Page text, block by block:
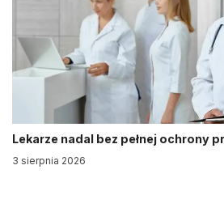
Lekarze nadal bez pełnej ochrony
3 sierpnia 2026